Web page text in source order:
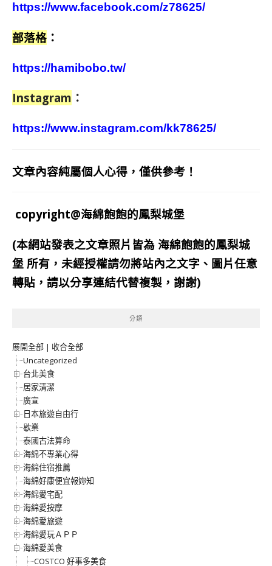
https://www.facebook.com/z78625/
部落格 ：
https://hamibobo.tw/
Instagram ：
https://www.instagram.com/kk78625/
文章內容純屬個人心得，僅供參考！
copyright@海綿飽飽的鳳梨城堡
(本網站發表之文章照片皆為 海綿飽飽的鳳梨城
堡 所有，未經授權請勿將站內之文字、圖片任意
轉貼，請以分享連結代替複製，謝謝)
分類
展開全部 | 收合全部
Uncategorized
台北美食
居家清潔
廣宣
日本旅遊自由行
歇業
泰國古法算命
海綿不專業心得
海綿住宿推薦
海綿好康便宜報妳知
海綿愛宅配
海綿愛按摩
海綿愛旅遊
海綿愛玩ＡＰＰ
海綿愛美食
COSTCO 好事多美食